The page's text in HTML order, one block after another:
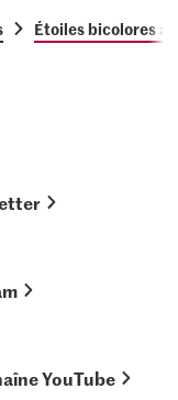
Étoiles bicolores
YouTube